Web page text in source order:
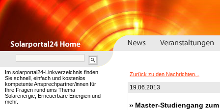
Im solarportal24-Linkverzeichnis finden
Sie schnell, einfach und kostenlos
kompetente Ansprechpartner/innen für
Ihre Fragen rund ums Thema
Solarenergie, Erneuerbare Energien und
mehr.
Zurück zu den Nachrichten...
19.06.2013
Master-Studiengang